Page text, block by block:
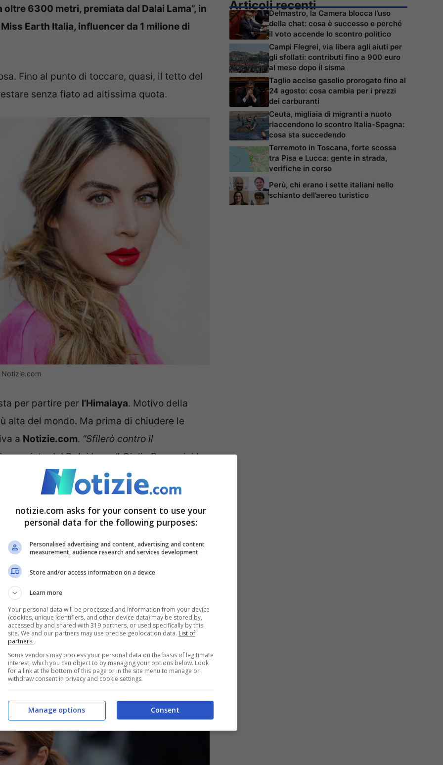
6300 metri, premiata dal Dalai Lama”, in
Earth Italia, influencer da 1 milione di
Fino al punto di toccare, quasi, il tetto del
senza fiato ad altissima quota.
per partire per l’Himalaya. Motivo della
alta del mondo. Ma prima di chiudere le
a Notizie.com. “Sfilerò contro il
dal Dalai Lama”.Giulia Ragazzini ha
del
Ladakh International Fashion Runway,
fino a 6300 metriper conquistare il Guinness
giornalistico, qui le notizie sono due: perchè
in rappresentanza dei Paese del G20 -,
sostenibile che si svolgerà durante il G20.
a fare la sua parte contro il
contro il cambiamento
influencer da 1milione di
premiata dal Dalai Lama”
Articoli recenti
Delmastro, la Camera blocca l’uso
della chat: cosa è successo e perché
il voto accende lo scontro politico
Campi Flegrei, via libera agli aiuti per
gli sfollati: contributi fino a 900 euro
al mese dopo il sisma
Taglio accise gasolio prorogato fino al
24 agosto: cosa cambia per i prezzi
dei carburanti
Ceuta, migliaia di migranti a nuoto
riaccendono lo scontro Italia-Spagna:
cosa sta succedendo
Terremoto in Toscana, forte scossa
tra Pisa e Lucca: gente in strada,
verifiche in corso
Perù, chi erano i sette italiani nello
schianto dell’aereo turistico
notizie.com asks for your consent to use your
personal data for the following purposes:
Personalised advertising and content, advertising and content
measurement, audience research and services development
Store and/or access information on a device
Learn more
Your personal data will be processed and information from your device
(cookies, unique identifiers, and other device data) may be stored by,
accessed by and shared with 319 partners, or used specifically by this
site. We and our partners may use precise geolocation data. List of
partners.
Some vendors may process your personal data on the basis of legitimate
interest, which you can object to by managing your options below. Look
for a link at the bottom of this page or in the site menu to manage or
withdraw consent in privacy and cookie settings.
Consent
Manage options